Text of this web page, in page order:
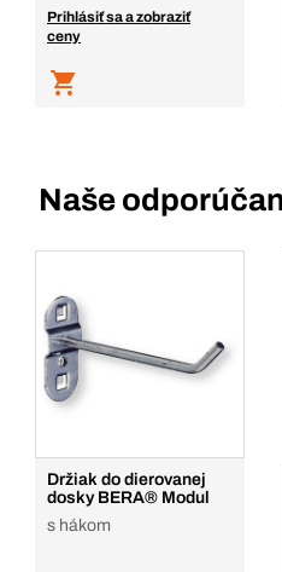
Prihlásiť sa a zobraziť
ceny
Naše
Držiak do dierovanej
dosky BERA® Modul
s hákom